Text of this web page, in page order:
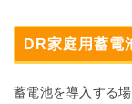
DR家庭用蓄電
蓄電池を導入する